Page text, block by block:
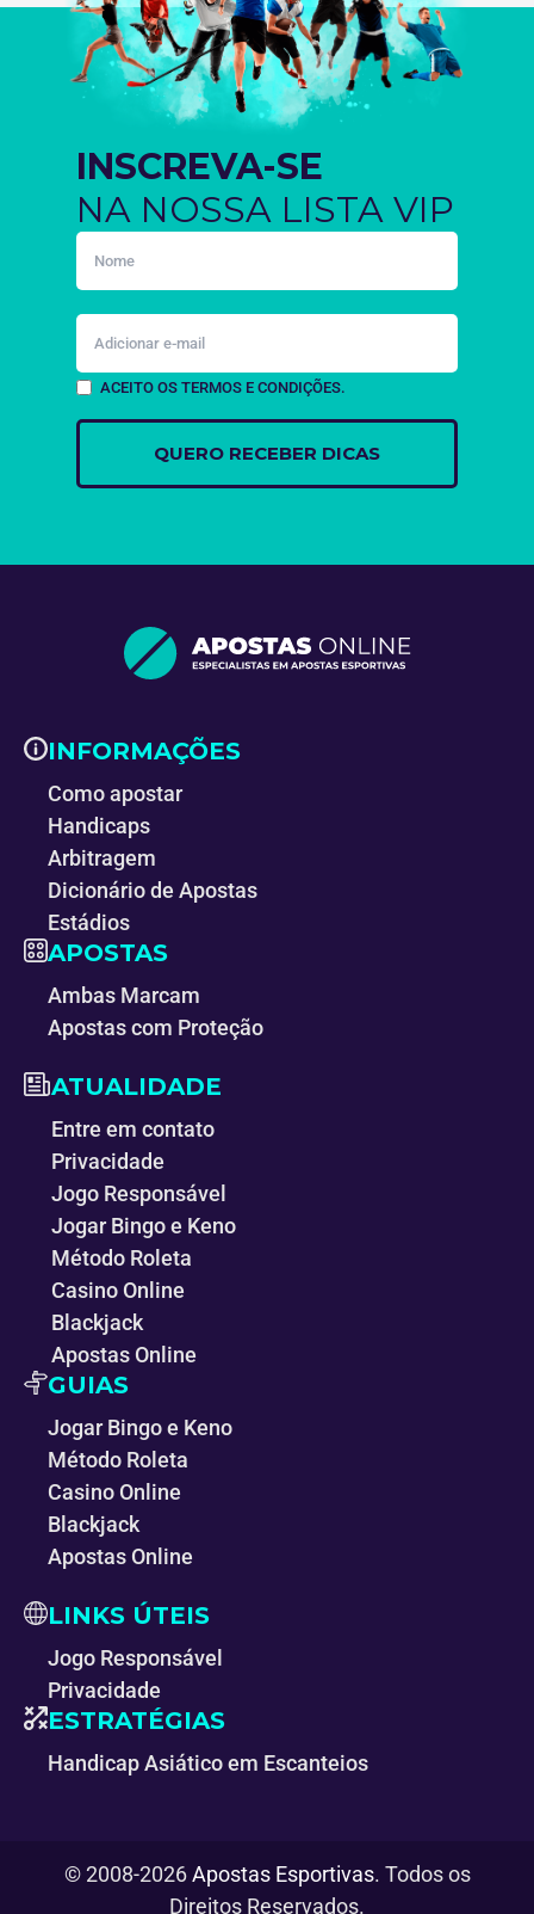
INSCREVA-SE
NA NOSSA LISTA VIP
ACEITO OS TERMOS E CONDIÇÕES.
INFORMAÇÕES
Como apostar
Handicaps
Arbitragem
Dicionário de Apostas
Estádios
APOSTAS
Ambas Marcam
Apostas com Proteção
ATUALIDADE
Entre em contato
Privacidade
Jogo Responsável
Jogar Bingo e Keno
Método Roleta
Casino Online
Blackjack
Apostas Online
GUIAS
Jogar Bingo e Keno
Método Roleta
Casino Online
Blackjack
Apostas Online
LINKS ÚTEIS
Jogo Responsável
Privacidade
ESTRATÉGIAS
Handicap Asiático em Escanteios
© 2008-2026Apostas Esportivas. Todos os
Direitos Reservados.